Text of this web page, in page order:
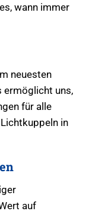
wann immer
neuesten
ermöglicht uns,
für alle
in
auf